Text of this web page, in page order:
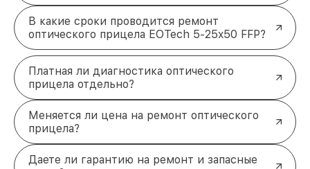
В какие сроки проводится ремонт
оптического прицела EOTech 5-25x50 FFP?
Платная ли диагностика оптического
прицела отдельно?
Меняется ли цена на ремонт оптического
прицела?
Даете ли гарантию на ремонт и запасные